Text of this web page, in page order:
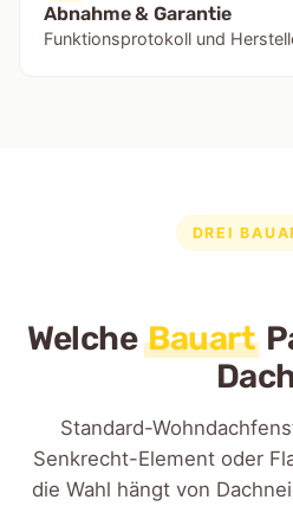
Abnahme & Garantie
Funktionsprotokoll und
DREI
WelcheBauart
Standard-
Senkrecht-Element oder
die Wahl hängt von